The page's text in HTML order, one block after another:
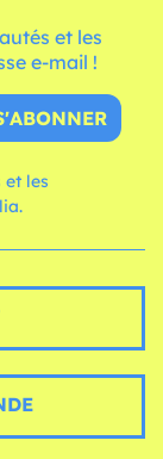
et les
e-mail !
et les